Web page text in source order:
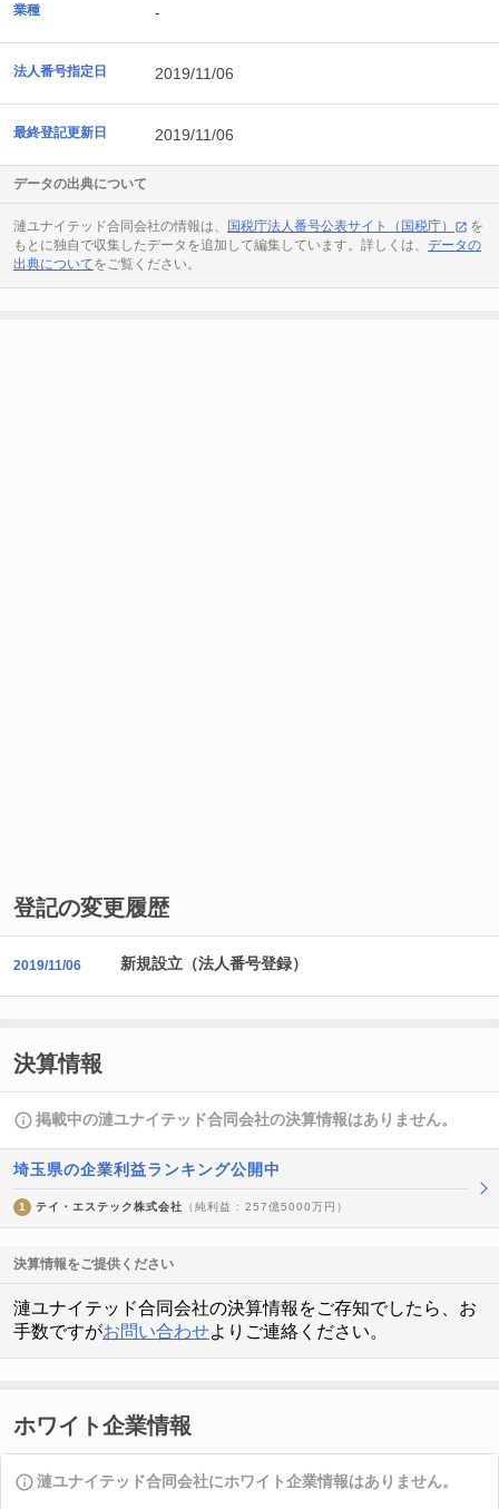
業種 -
法人番号指定日 2019/11/06
最終登記更新日 2019/11/06
データの出典について
漣ユナイテッド合同会社の情報は、 国税庁法人番号公表サイト（国税庁）
を
もとに独自で収集したデータを追加して編集しています。詳しくは、 データの
出典についてをご覧ください。
登記の変更履歴
2019/11/06 新規設立（法人番号登録）
決算情報
掲載中の漣ユナイテッド合同会社の決算情報はありません。
埼玉県の企業利益ランキング公開中
1 テイ・エステック株式会社 （純利益 : 257億5000万円）
決算情報をご提供ください
漣ユナイテッド合同会社の決算情報をご存知でしたら、お
手数ですがお問い合わせよりご連絡ください。
ホワイト企業情報
漣ユナイテッド合同会社にホワイト企業情報はありません。